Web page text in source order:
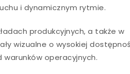
i dynamicznym rytmie.
produkcyjnych, a także w
wizualne o wysokiej
warunków operacyjnych.